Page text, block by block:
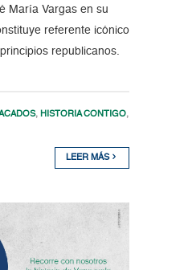
María Vargas en su
referente icónico
republicanos.
, HISTORIA CONTIGO,
LEER MÁS